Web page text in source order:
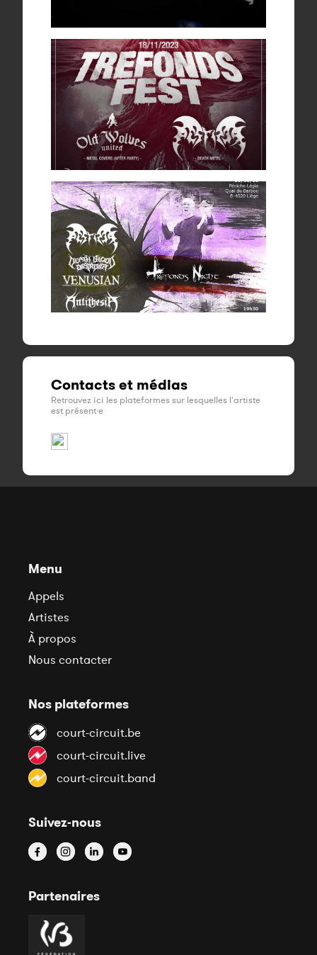
Contacts et médias
Retrouvez ici les plateformes sur lesquelles l'artiste
est présent·e
Menu
Appels
Artistes
À propos
Nous contacter
Nos plateformes
court-circuit.be
court-circuit.live
court-circuit.band
Suivez-nous
Partenaires